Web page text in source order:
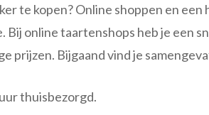
te kopen? Online shoppen en
Bij online taartenshops heb je een
prijzen. Bijgaand vind je
thuisbezorgd.